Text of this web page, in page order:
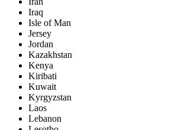
Iraq
Isle of Man
Jersey
Jordan
Kazakhstan
Kenya
Kiribati
Kuwait
Kyrgyzstan
Laos
Lebanon